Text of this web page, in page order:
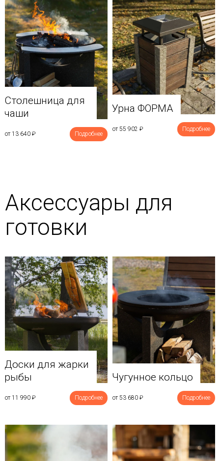
Столешница для
чаши
от 13 640 ₽ Подробнее
Урна ФОРМА
от 55 902 ₽ Подробнее
Аксессуары для
готовки
Доски для жарки
рыбы
от 11 990 ₽ Подробнее
Чугунное кольцо
от 53 680 ₽ Подробнее